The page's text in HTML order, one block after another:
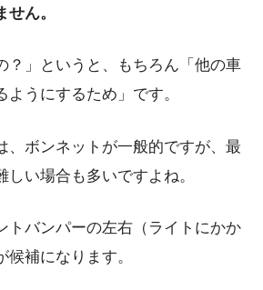
ん。
？」というと、もちろん「他の車
うにするため」です。
、ボンネットが一般的ですが、最
い場合も多いですよね。
トバンパーの左右（ライトにかか
候補になります。